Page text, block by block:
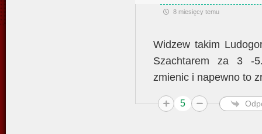
8 miesięcy temu
Widzew takim
Szachtarem za 3 -
zmienic i napewno to
5